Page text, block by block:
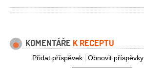
KOMENTÁŘE K RECEPTU
Obnovit příspěvky
Přidat příspěvek